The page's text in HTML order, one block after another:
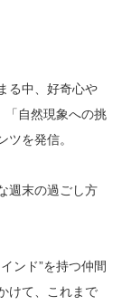
る中、好奇心や
「自然現象への挑
を発信。
週末の過ごし方
ンド”を持つ仲間
けて、これまで